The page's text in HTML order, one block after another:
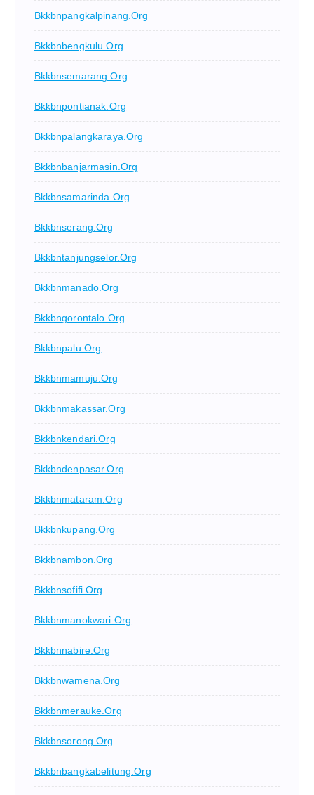
Bkkbnpangkalpinang.org
Bkkbnbengkulu.org
Bkkbnsemarang.org
Bkkbnpontianak.org
Bkkbnpalangkaraya.org
Bkkbnbanjarmasin.org
Bkkbnsamarinda.org
Bkkbnserang.org
Bkkbntanjungselor.org
Bkkbnmanado.org
Bkkbngorontalo.org
Bkkbnpalu.org
Bkkbnmamuju.org
Bkkbnmakassar.org
Bkkbnkendari.org
Bkkbndenpasar.org
Bkkbnmataram.org
Bkkbnkupang.org
Bkkbnambon.org
Bkkbnsofifi.org
Bkkbnmanokwari.org
Bkkbnnabire.org
Bkkbnwamena.org
Bkkbnmerauke.org
Bkkbnsorong.org
Bkkbnbangkabelitung.org